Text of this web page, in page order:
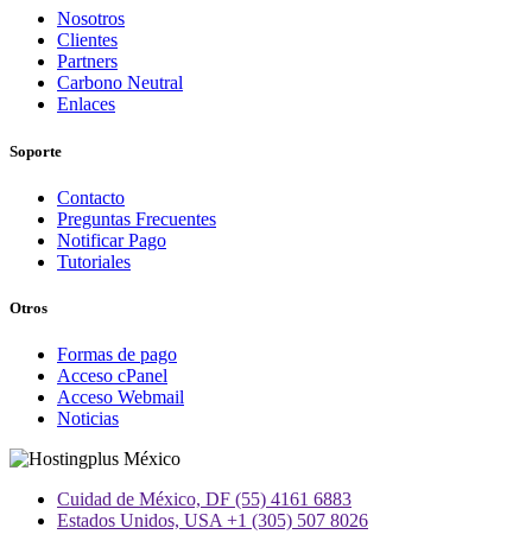
Nosotros
Clientes
Partners
Carbono Neutral
Enlaces
Soporte
Contacto
Preguntas Frecuentes
Notificar Pago
Tutoriales
Otros
Formas de pago
Acceso cPanel
Acceso Webmail
Noticias
Cuidad de México, DF (55) 4161 6883
Estados Unidos, USA +1 (305) 507 8026